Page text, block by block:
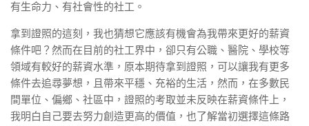
有生命力、有社會性的社工。
拿到證照的這刻，我也猜想它應該有機會為我帶來更好的薪資
條件吧？然而在目前的社工界中，卻只有公職、醫院、學校等
領域有較好的薪資水準，原本期待拿到證照，可以讓我有更多
條件去追尋夢想，且帶來平穩、充裕的生活，然而，在多數民
間單位、偏鄉、社區中，證照的考取並未反映在薪資條件上，
我明白自己要去努力創造更高的價值，也了解當初選擇這條路